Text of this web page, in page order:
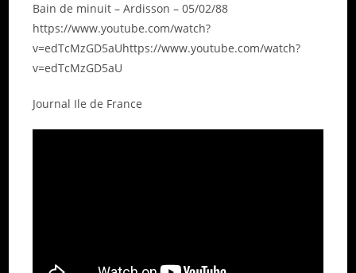
Bain de minuit – Ardisson – 05/02/88
https://www.youtube.com/watch?
v=edTcMzGD5aUhttps://www.youtube.com/watch?
v=edTcMzGD5aU
Journal Ile de France